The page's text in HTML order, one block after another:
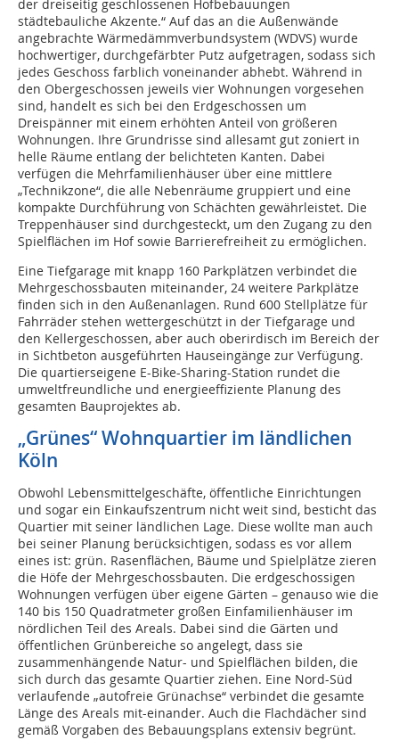
der dreiseitig geschlossenen Hofbebauungen
städtebauliche Akzente.“ Auf das an die Außenwände
angebrachte Wärmedämmverbundsystem (WDVS) wurde
hochwertiger, durchgefärbter Putz aufgetragen, sodass sich
jedes Geschoss farblich voneinander abhebt. Während in
den Obergeschossen jeweils vier Wohnungen vorgesehen
sind, handelt es sich bei den Erdgeschossen um
Dreispänner mit einem erhöhten Anteil von größeren
Wohnungen. Ihre Grundrisse sind allesamt gut zoniert in
helle Räume entlang der belichteten Kanten. Dabei
verfügen die Mehrfamilienhäuser über eine mittlere
„Technikzone“, die alle Nebenräume gruppiert und eine
kompakte Durchführung von Schächten gewährleistet. Die
Treppenhäuser sind durch­gesteckt, um den Zugang zu den
Spielflächen im Hof sowie Barrierefreiheit zu ermöglichen.
Eine Tiefgarage mit knapp 160 Parkplätzen verbindet die
Mehrgeschossbauten miteinander, 24 weitere Parkplätze
finden sich in den Außenanlagen. Rund 600 Stellplätze für
Fahrräder stehen wettergeschützt in der Tiefgarage und
den Keller­geschossen, aber auch oberirdisch im Bereich der
in Sichtbeton ausgeführten Hauseingänge zur Verfügung.
Die quartierseigene E-Bike-Sharing-Station rundet die
umweltfreundliche und energieeffiziente Planung des
gesamten Bauprojektes ab.
„Grünes“ Wohnquartier im ländlichen
Köln
Obwohl Lebensmittelgeschäfte, öffentliche Einrichtungen
und sogar ein Einkaufszentrum nicht weit sind, besticht das
Quartier mit seiner ländlichen Lage. Diese wollte man auch
bei seiner Planung berücksichtigen, sodass es vor allem
eines ist: grün. Rasenflächen, Bäume und Spielplätze zieren
die Höfe der Mehrgeschossbauten. Die erdgeschossigen
Wohnungen verfügen über eigene Gärten – genauso wie die
140 bis 150 Quadratmeter großen Einfamilienhäuser im
nördlichen Teil des Areals. Dabei sind die Gärten und
öffentlichen Grünbereiche so angelegt, dass sie
zusammenhängende Natur- und Spielflächen bilden, die
sich durch das gesamte Quartier ziehen. Eine Nord-Süd
verlaufende „autofreie Grünachse“ verbindet die gesamte
Länge des Areals mit-einander. Auch die Flachdächer sind
gemäß Vorgaben des Bebauungsplans extensiv begrünt.